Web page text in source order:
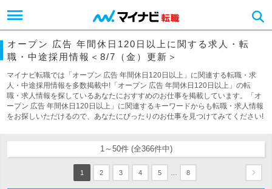
オープン 広告 年間休日120日以上に関する求人・転
職・中途採用情報＜8/7（金）更新＞
マイナビ転職では「オープン 広告 年間休日120日以上」に関連する転職・求
人・中途採用情報を多数掲載中!「オープン 広告 年間休日120日以上」の転
職・求人情報を探しているあなたにおすすめのお仕事を掲載しています。「オ
ープン 広告 年間休日120日以上」に関連するキーワードからも転職・求人情報
をお探しいただけるので、あなたにぴったりのお仕事を見つけてみてください!
1～50件 (全366件中)
1 2 3 4 5 8